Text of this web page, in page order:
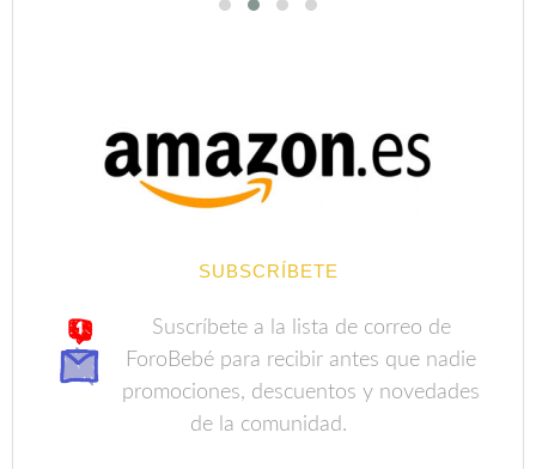
SUBSCRÍBETE
Suscríbete a la lista de correo de
ForoBebé para recibir antes que nadie
promociones, descuentos y novedades
de la comunidad.